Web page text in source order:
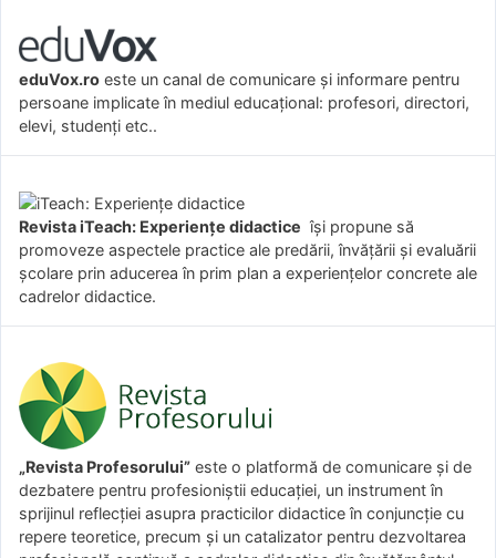
eduVox.ro este un canal de comunicare și informare pentru
persoane implicate în mediul educațional: profesori, directori,
elevi, studenți etc..
Revista iTeach: Experienţe didactice îşi propune să
promoveze aspectele practice ale predării, învăţării şi evaluării
şcolare prin aducerea în prim plan a experienţelor concrete ale
cadrelor didactice.
„Revista Profesorului” este o platformă de comunicare și de
dezbatere pentru profesioniștii educației, un instrument în
sprijinul reflecției asupra practicilor didactice în conjuncție cu
repere teoretice, precum și un catalizator pentru dezvoltarea